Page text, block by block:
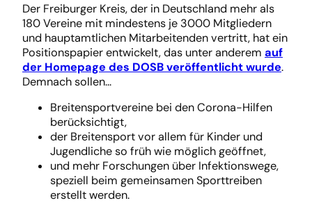
Der Freiburger Kreis, der in Deutschland mehr als
180 Vereine mit mindestens je 3000 Mitgliedern
und hauptamtlichen Mitarbeitenden vertritt, hat ein
Positionspapier entwickelt, das unter anderem auf
der Homepage des DOSB veröffentlicht wurde.
Demnach sollen…
Breitensportvereine bei den Corona-Hilfen
berücksichtigt,
der Breitensport vor allem für Kinder und
Jugendliche so früh wie möglich geöffnet,
und mehr Forschungen über Infektionswege,
speziell beim gemeinsamen Sporttreiben
erstellt werden.